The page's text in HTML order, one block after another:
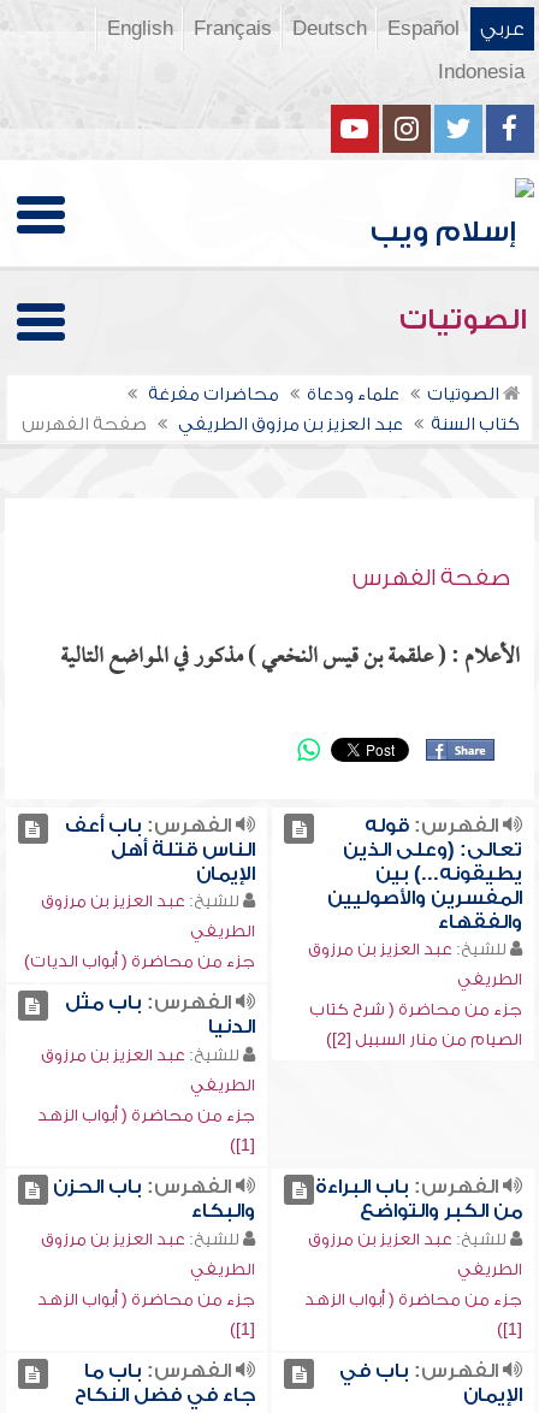
عربي Español
Deutsch
Français
English
Indonesia
الصوتيات
الصوتيات علماء ودعاة
محاضرات مفرغة
كتاب السنة
عبد العزيز بن مرزوق الطريفي صفحة الفهرس
صفحة الفهرس
الأعلام : ( علقمة بن قيس النخعي ) مذكور في المواضع التالية
الفهرس:قوله
تعالى: (وعلى الذين
يطيقونه...) بين
المفسرين والأصوليين
والفقهاء
للشيخ: عبد العزيز بن مرزوق
الطريفي
جزء من محاضرة ( شرح كتاب
الصيام من منار السبيل [2])
الفهرس: باب أعف
الناس قتلة أهل
الإيمان
للشيخ: عبد العزيز بن مرزوق
الطريفي
جزء من محاضرة ( أبواب الديات)
الفهرس: باب مثل
الدنيا
للشيخ: عبد العزيز بن مرزوق
الطريفي
جزء من محاضرة ( أبواب الزهد
[1])
الفهرس: باب البراءة
من الكبر والتواضع
للشيخ: عبد العزيز بن مرزوق
الطريفي
جزء من محاضرة ( أبواب الزهد
[1])
الفهرس: باب الحزن
والبكاء
للشيخ: عبد العزيز بن مرزوق
الطريفي
جزء من محاضرة ( أبواب الزهد
[1])
الفهرس: باب في
الإيمان
الفهرس: باب ما
جاء في فضل النكاح